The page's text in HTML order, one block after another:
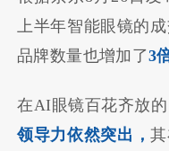
上半年智能眼镜的
品牌数量也增加了3
在AI眼镜百花齐放
领导力依然突出，